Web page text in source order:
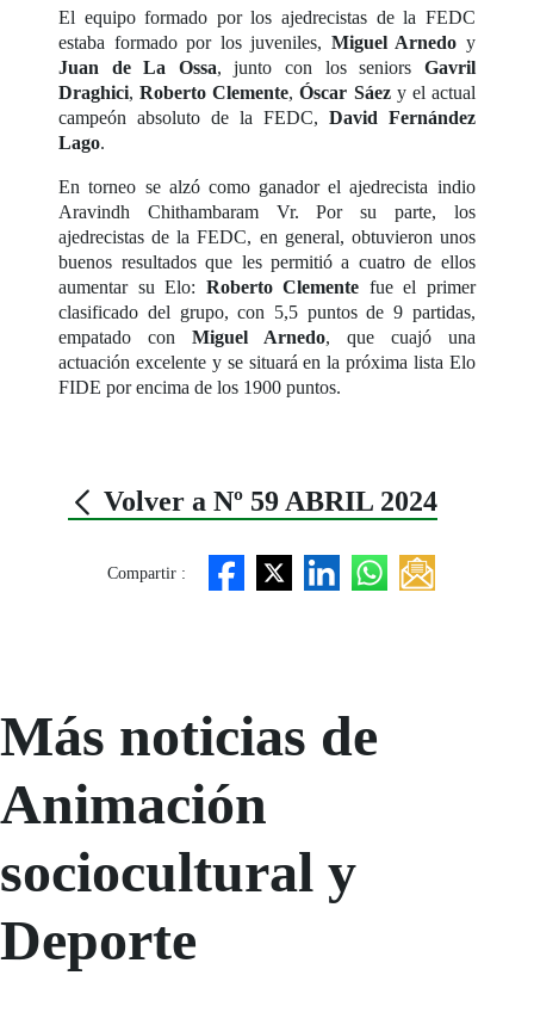
El equipo formado por los ajedrecistas de la FEDC
estaba formado por los juveniles, Miguel Arnedo y
Juan de La Ossa, junto con los seniors Gavril
Draghici,Roberto Clemente,Óscar Sáez y el actual
campeón absoluto de la FEDC, David Fernández
Lago.
En torneo se alzó como ganador el ajedrecista indio
Aravindh Chithambaram Vr. Por su parte, los
ajedrecistas de la FEDC, en general, obtuvieron unos
buenos resultados que les permitió a cuatro de ellos
aumentar su Elo: Roberto Clemente fue el primer
clasificado del grupo, con 5,5 puntos de 9 partidas,
empatado conMiguel Arnedo, que cuajó una
actuación excelente y se situará en la próxima lista Elo
FIDE por encima de los 1900 puntos.
Volver a Nº 59 ABRIL 2024
Compartir :
Más noticias de
Animación
sociocultural y
Deporte